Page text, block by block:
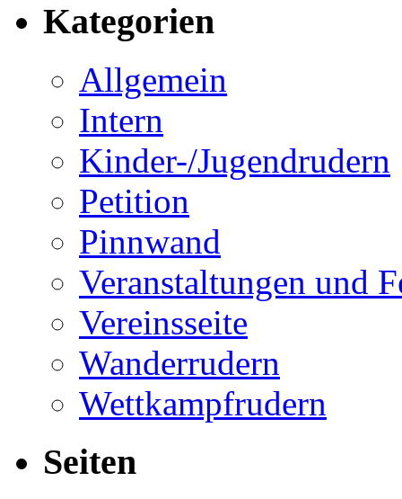
Kategorien
Allgemein
Intern
Kinder-/Jugendrudern
Petition
Pinnwand
Veranstaltungen und
Vereinsseite
Wanderrudern
Wettkampfrudern
Seiten